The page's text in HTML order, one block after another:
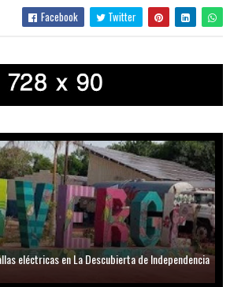
Facebook Twitter
eléctricas en La Descubierta de Independencia